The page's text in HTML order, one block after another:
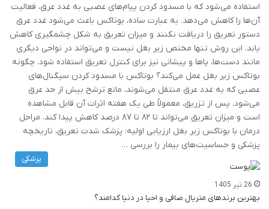
استفاده می‌شود که با مسدود کردن پیام‌های عصبی به غدد عرق، فعالیت
آن‌ها را کاهش می‌دهد. به عبارت ساده، بوتاکس باعث می‌شود غدد عرق
دستور تعریق را دریافت نکنند و میزان تعریق به شکل چشمگیری کاهش
یابد. این روش تنها مختص زیر بغل نیست و می‌تواند در نواحی دیگری
مانند دست‌ها، پاها و پیشانی نیز برای کنترل تعریق استفاده شود. چگونه
بوتاکس زیر بغل عمل می‌کند؟ بوتاکس با مسدود کردن سیگنال‌های
عصبی که به غدد عرق منتقل می‌شوند، مانع ترشح بیش از حد عرق
می‌شود. پس از تزریق، معمولاً طی یک هفته اثرات آن قابل مشاهده
است و میزان تعریق می‌تواند تا ۸۲ تا ۸۷ درصد کاهش پیدا کند. مراحل
درمان با بوتاکس زیر بغل ارزیابی اولیه: پزشک شدت تعریق، تاریخچه
پزشکی و حساسیت‌های بیمار را بررسی …
پزشکی
26 تیر 1405
بهترین برندهای متریال صافی و احیا در دنیا کدامند؟